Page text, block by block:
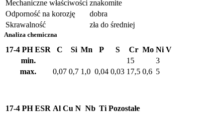
Mechaniczne właściwości znakomite
Odporność na korozję
dobra
Skrawalność
zła do średniej
Analiza chemiczna
17-4 PH ESR C Si Mn P S Cr Mo Ni V
min.
15
3
max.
0,07 0,7 1,0 0,04 0,03 17,5 0,6 5
17-4 PH ESR Al Cu N Nb Ti Pozostałe